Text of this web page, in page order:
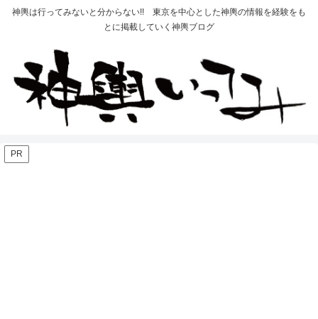
神輿は行ってみないと分からない!! 東京を中心とした神輿の情報を経験をも
とに掲載していく神輿ブログ
PR